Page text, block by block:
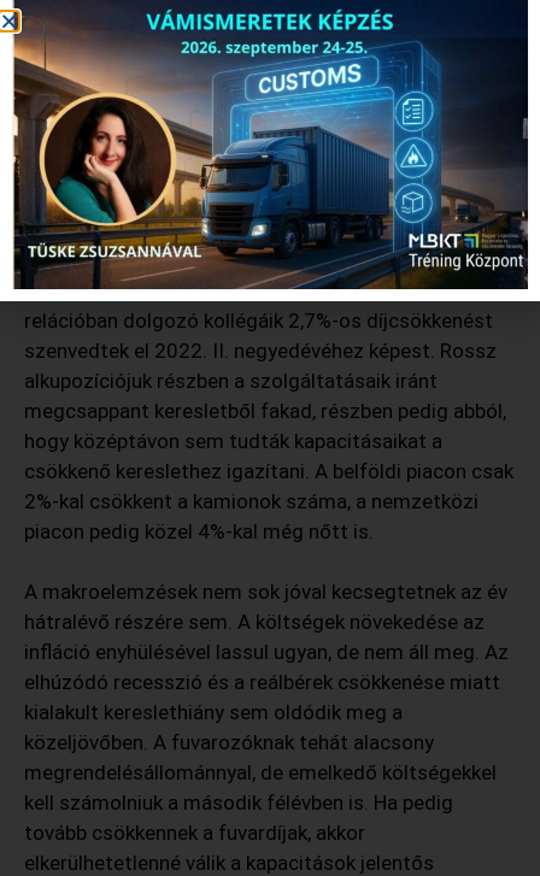
A recessziós környezet miatt a fuvarozók nem tudták
áthárítani a rájuk nehezedő 6,6-6,8%-os drágulást,
sőt, a belföldi fuvarozók 4,3%-os, míg nemzetközi
relációban dolgozó kollégáik 2,7%-os díjcsökkenést
szenvedtek el 2022. II. negyedévéhez képest. Rossz
alkupozíciójuk részben a szolgáltatásaik iránt
megcsappant keresletből fakad, részben pedig abból,
hogy középtávon sem tudták kapacitásaikat a
csökkenő kereslethez igazítani. A belföldi piacon csak
2%-kal csökkent a kamionok száma, a nemzetközi
piacon pedig közel 4%-kal még nőtt is.
A makroelemzések nem sok jóval kecsegtetnek az év
hátralévő részére sem. A költségek növekedése az
infláció enyhülésével lassul ugyan, de nem áll meg. Az
elhúzódó recesszió és a reálbérek csökkenése miatt
kialakult kereslethiány sem oldódik meg a
közeljövőben. A fuvarozóknak tehát alacsony
megrendelésállománnyal, de emelkedő költségekkel
kell számolniuk a második félévben is. Ha pedig
tovább csökkennek a fuvardíjak, akkor
elkerülhetetlenné válik a kapacitások jelentős